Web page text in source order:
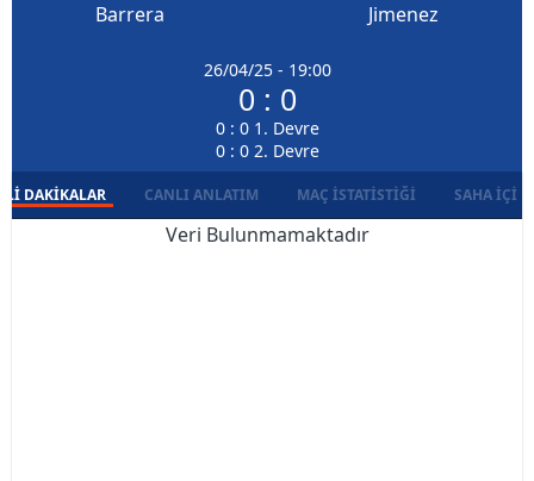
Barrera
26/04/25 - 19:00
0 : 0
0 : 0 1. Devre
0 : 0 2. Devre
Jimenez
DAKIKALAR CANLI ANLATIM MAÇ İSTATISTIĞI SAHA İÇI
Veri Bulunmamaktadır